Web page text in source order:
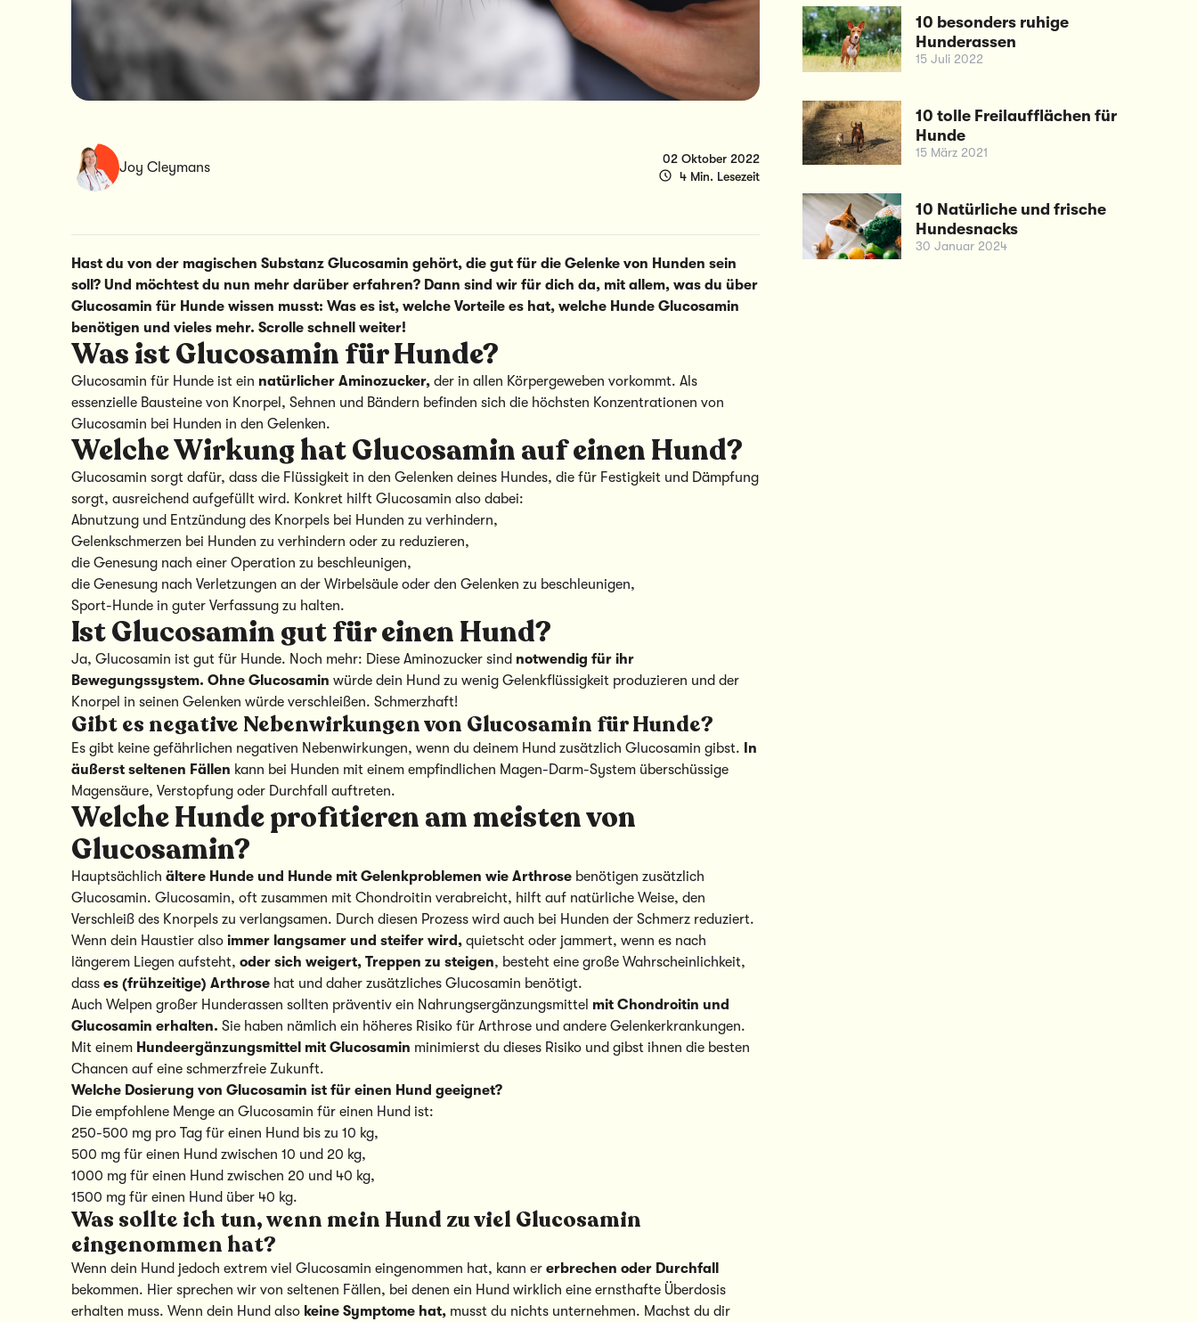
10 besonders ruhige
Hunderassen
15 Juli 2022
10 tolle Freilaufflächen für
Hunde
15 März 2021
10 Natürliche und frische
Hundesnacks
30 Januar 2024
Joy Cleymans
02 Oktober 2022
4 Min. Lesezeit
Hast du von der magischen Substanz Glucosamin gehört, die gut für die Gelenke von Hunden sein
soll? Und möchtest du nun mehr darüber erfahren? Dann sind wir für dich da, mit allem, was du über
Glucosamin für Hunde wissen musst: Was es ist, welche Vorteile es hat, welche Hunde Glucosamin
benötigen und vieles mehr. Scrolle schnell weiter!
Was ist Glucosamin für Hunde?
Glucosamin für Hunde ist ein natürlicher Aminozucker, der in allen Körpergeweben vorkommt. Als
essenzielle Bausteine von Knorpel, Sehnen und Bändern befinden sich die höchsten Konzentrationen von
Glucosamin bei Hunden in den Gelenken.
Welche Wirkung hat Glucosamin auf einen Hund?
Glucosamin sorgt dafür, dass die Flüssigkeit in den Gelenken deines Hundes, die für Festigkeit und Dämpfung
sorgt, ausreichend aufgefüllt wird. Konkret hilft Glucosamin also dabei:
Abnutzung und Entzündung des Knorpels bei Hunden zu verhindern,
Gelenkschmerzen bei Hunden zu verhindern oder zu reduzieren,
die Genesung nach einer Operation zu beschleunigen,
die Genesung nach Verletzungen an der Wirbelsäule oder den Gelenken zu beschleunigen,
Sport-Hunde in guter Verfassung zu halten.
Ist Glucosamin gut für einen Hund?
Ja, Glucosamin ist gut für Hunde. Noch mehr: Diese Aminozucker sind notwendig für ihr
Bewegungssystem. Ohne Glucosamin würde dein Hund zu wenig Gelenkflüssigkeit produzieren und der
Knorpel in seinen Gelenken würde verschleißen. Schmerzhaft!
Gibt es negative Nebenwirkungen von Glucosamin für Hunde?
Es gibt keine gefährlichen negativen Nebenwirkungen, wenn du deinem Hund zusätzlich Glucosamin gibst. In
äußerst seltenen Fällen kann bei Hunden mit einem empfindlichen Magen-Darm-System überschüssige
Magensäure, Verstopfung oder Durchfall auftreten.
Welche Hunde profitieren am meisten von
Glucosamin?
Hauptsächlich ältere Hunde und Hunde mit Gelenkproblemen wie Arthrose benötigen zusätzlich
Glucosamin. Glucosamin, oft zusammen mit Chondroitin verabreicht, hilft auf natürliche Weise, den
Verschleiß des Knorpels zu verlangsamen. Durch diesen Prozess wird auch bei Hunden der Schmerz reduziert.
Wenn dein Haustier also immer langsamer und steifer wird, quietscht oder jammert, wenn es nach
längerem Liegen aufsteht, oder sich weigert, Treppen zu steigen, besteht eine große Wahrscheinlichkeit,
dass es (frühzeitige) Arthrose hat und daher zusätzliches Glucosamin benötigt.
Auch Welpen großer Hunderassen sollten präventiv ein Nahrungsergänzungsmittel mit Chondroitin und
Glucosamin erhalten. Sie haben nämlich ein höheres Risiko für Arthrose und andere Gelenkerkrankungen.
Mit einem Hundeergänzungsmittel mit Glucosamin minimierst du dieses Risiko und gibst ihnen die besten
Chancen auf eine schmerzfreie Zukunft.
Welche Dosierung von Glucosamin ist für einen Hund geeignet?
Die empfohlene Menge an Glucosamin für einen Hund ist:
250-500 mg pro Tag für einen Hund bis zu 10 kg,
500 mg für einen Hund zwischen 10 und 20 kg,
1000 mg für einen Hund zwischen 20 und 40 kg,
1500 mg für einen Hund über 40 kg.
Was sollte ich tun, wenn mein Hund zu viel Glucosamin
eingenommen hat?
Wenn dein Hund jedoch extrem viel Glucosamin eingenommen hat, kann er erbrechen oder Durchfall
bekommen. Hier sprechen wir von seltenen Fällen, bei denen ein Hund wirklich eine ernsthafte Überdosis
erhalten muss. Wenn dein Hund also keine Symptome hat, musst du nichts unternehmen. Machst du dir